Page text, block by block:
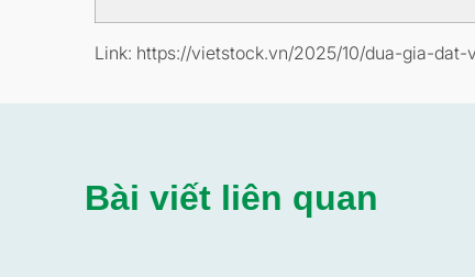
Link: https://vietstock.vn/2025/10/dua-gia-
Bài viết liên quan